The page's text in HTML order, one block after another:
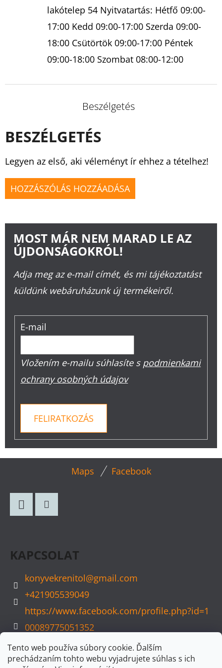
Tento web používa súbory cookie. Ďalším
prechádzaním tohto webu vyjadrujete súhlas s ich
lakótelep 54 Nyitvatartás: Hétfő 09:00-
17:00 Kedd 09:00-17:00 Szerda 09:00-
18:00 Csütörtök 09:00-17:00 Péntek
09:00-18:00 Szombat 08:00-12:00
Beszélgetés
BESZÉLGETÉS
Legyen az első, aki véleményt ír ehhez a tételhez!
HOZZÁSZÓLÁS HOZZÁADÁSA
MOST MÁR NEM MARAD LE AZ
ÚJDONSÁGOKRÓL!
Adja meg az e-mail címét, és mi tájékoztatást
küldünk webáruházunk új termékeiről.
E-mail
Vložením e-mailu súhlasíte s podmienkami
ochrany osobných údajov
FELIRATKOZÁS
Maps Facebook
KAPCSOLAT
konyvekrenitol@gmail.com
+421905539049
https://www.facebook.com/profile.php?id=1
00089775051352
konyvvarazs